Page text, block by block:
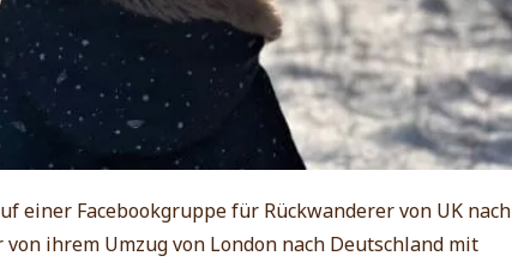
einer Facebookgruppe für Rückwanderer von UK nach
ihrem Umzug von London nach Deutschland mit